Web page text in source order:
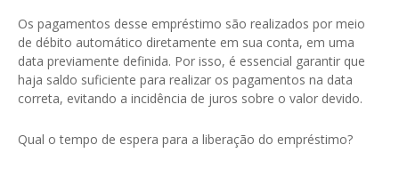
Os pagamentos desse empréstimo são realizados por meio
de débito automático diretamente em sua conta, em uma
data previamente definida. Por isso, é essencial garantir que
haja saldo suficiente para realizar os pagamentos na data
correta, evitando a incidência de juros sobre o valor devido.
Qual o tempo de espera para a liberação do empréstimo?